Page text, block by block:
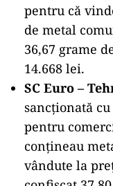
pentru că
de metal
36,67 grame
14.668 lei.
SC Euro –
sancționată
pentru
conțineau
vândute la